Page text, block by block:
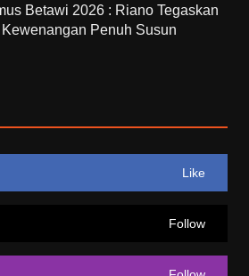
Betawi 2026 : Riano Tegaskan
Penuh Susun
Like
Follow